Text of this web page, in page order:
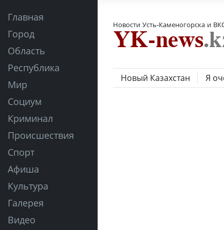
Главная
Город
Область
Республика
Мир
Социум
Криминал
Происшествия
Спорт
Афиша
Культура
Галерея
Видео
Новости Усть-Каменогорска и
Новый Казахстан Я